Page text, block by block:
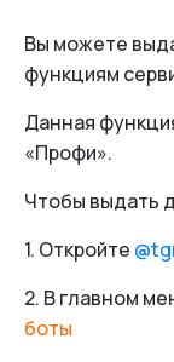
Вы можете
функциям
Данная
«Профи».
Чтобы выдать
1. Откройте
2. В главном
боты